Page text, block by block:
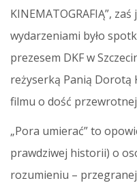
KINEMATOGRAFIĄ”,
wydarzeniami było
prezesem DKF w
reżyserką Panią Dorotą
filmu o dość
„Pora umierać” to
prawdziwej historii) o
rozumieniu –